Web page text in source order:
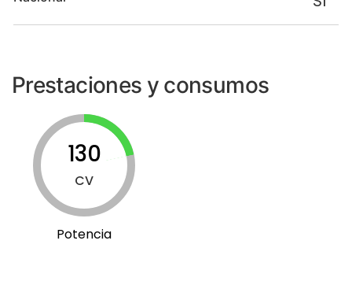
Prestaciones y consumos
130
CV
Potencia